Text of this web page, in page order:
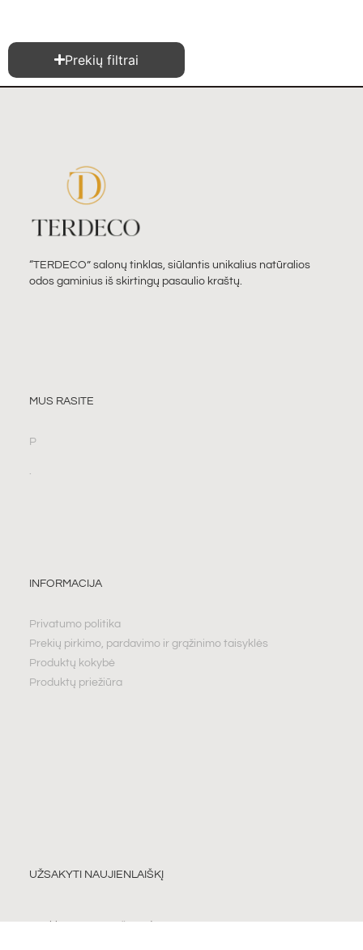
Prekių filtrai
“TERDECO” salonų tinklas, siūlantis unikalius natūralios
odos gaminius iš skirtingų pasaulio kraštų.
MUS RASITE
P
.
INFORMACIJA
Privatumo politika
Prekių pirkimo, pardavimo ir grąžinimo taisyklės
Produktų kokybė
Produktų priežiūra
UŽSAKYTI NAUJIENLAIŠKĮ